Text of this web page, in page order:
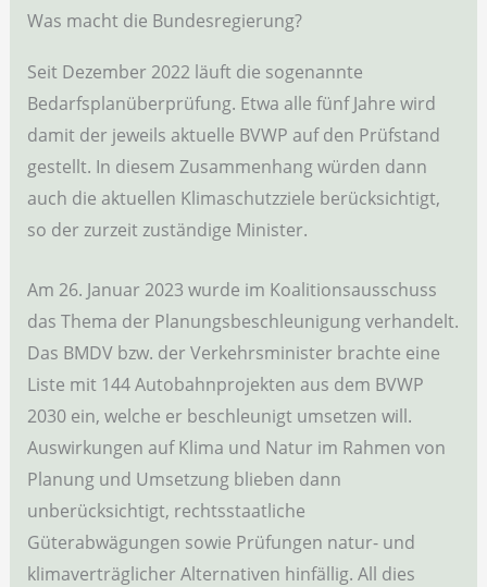
Was macht die Bundesregierung?
Seit Dezember 2022 läuft die sogenannte
Bedarfsplanüberprüfung. Etwa alle fünf Jahre wird
damit der jeweils aktuelle BVWP auf den Prüfstand
gestellt. In diesem Zusammenhang würden dann
auch die aktuellen Klimaschutzziele berücksichtigt,
so der zurzeit zuständige Minister.
Am 26. Januar 2023 wurde im Koalitionsausschuss
das Thema der Planungsbeschleunigung verhandelt.
Das BMDV bzw. der Verkehrsminister brachte eine
Liste mit 144 Autobahnprojekten aus dem BVWP
2030 ein, welche er beschleunigt umsetzen will.
Auswirkungen auf Klima und Natur im Rahmen von
Planung und Umsetzung blieben dann
unberücksichtigt, rechtsstaatliche
Güterabwägungen sowie Prüfungen natur- und
klimaverträglicher Alternativen hinfällig. All dies